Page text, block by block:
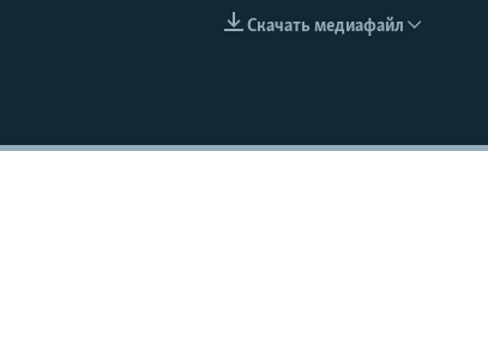
EMBED
Скачать медиафайл